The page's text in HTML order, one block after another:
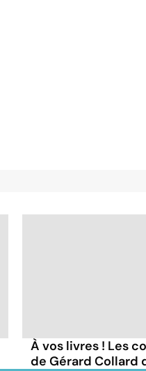
À vos livres ! Les
de Gérard Collard